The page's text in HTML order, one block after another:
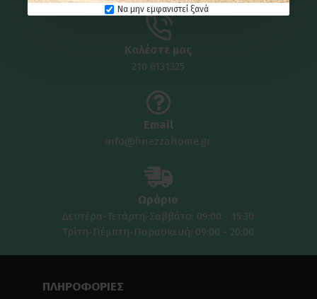
Να μην εμφανιστεί ξανά
Καλέστε μας
210 6131325
Email
info@finezzahome.gr
Ωράριο
Δευτέρα-Τετάρτη-Σαββάτο: 09:00 - 15:30
Τρίτη-Πέμπτη-Παρασκευή: 09:00 - 20:00
ΠΛΗΡΟΦΟΡΙΕΣ